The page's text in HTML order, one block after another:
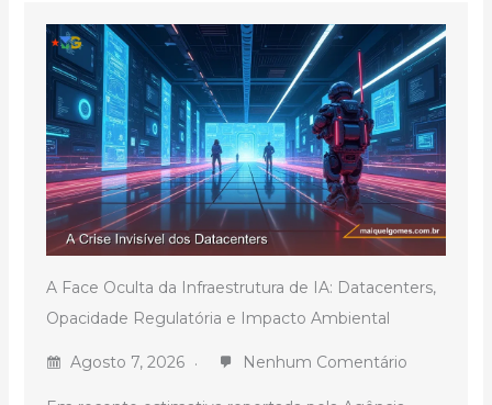
A Face Oculta da Infraestrutura de IA: Datacenters,
Opacidade Regulatória e Impacto Ambiental
Agosto 7, 2026 Nenhum Comentário